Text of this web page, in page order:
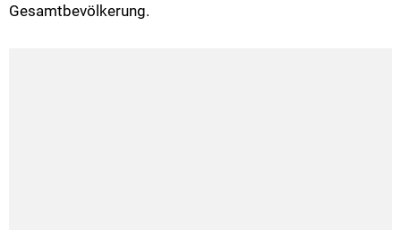
Gesamtbevölkerung.